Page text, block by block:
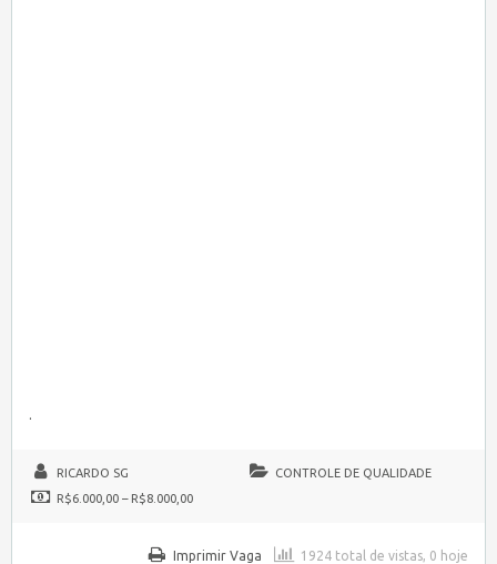
.
RICARDO SG
CONTROLE DE QUALIDADE
R$6.000,00 – R$8.000,00
1924 total de vistas, 0 hoje
Imprimir Vaga